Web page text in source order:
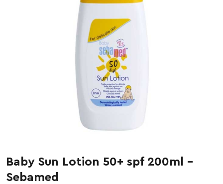
Έχει εξαντληθεί
Baby Sun Lotion 50+ spf 200ml -
Sebamed